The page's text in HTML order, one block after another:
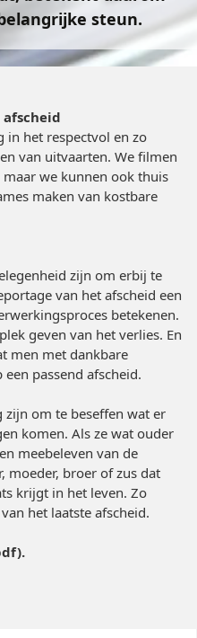
steun.
in het respectvol en zo
van uitvaarten. We filmen
we kunnen ook thuis
maken van kostbare
zijn om erbij te
van het afscheid een
betekenen.
geven van het verlies. En
men met dankbare
passend afscheid.
om te beseffen wat er
komen. Als ze wat ouder
meebeleven van de
moeder, broer of zus dat
krijgt in het leven. Zo
het laatste afscheid.